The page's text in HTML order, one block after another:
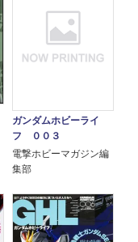
ガンダムホビーライ
フ ００３
電撃ホビーマガジン編
集部